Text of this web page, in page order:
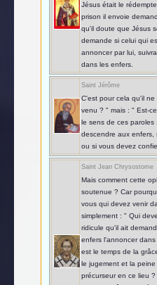
Jésus était le
prison il envoie
qu'il doute que Jésus
demande si celui qui
annoncer par lui,
dans les enfers.
Saint Jérôme
C'est pour cela qu'il
venu ? " mais : " Est-
le sens de ces paroles
descendre aux enfers,
ou si vous devez
Saint Jean Chrysostome
Mais comment cette
soutenue ? Car
vous qui devez venir
simplement : " Qui
ridicule qu'il ait
enfers l'annoncer
est le temps de la
le jugement et la
précurseur en ce lieu